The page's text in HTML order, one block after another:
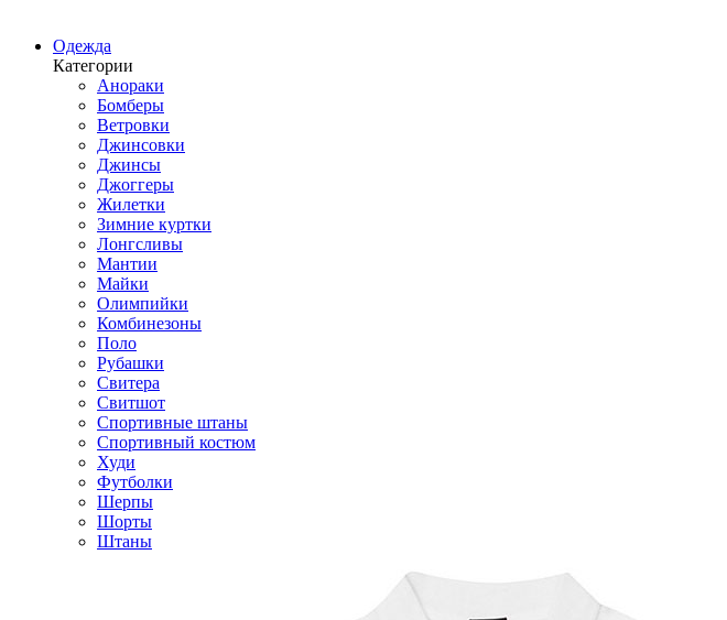
Одежда
Категории
Анораки
Бомберы
Ветровки
Джинсовки
Джинсы
Джоггеры
Жилетки
Зимние куртки
Лонгсливы
Мантии
Майки
Олимпийки
Комбинезоны
Поло
Рубашки
Свитера
Свитшот
Спортивные штаны
Спортивный костюм
Худи
Футболки
Шерпы
Шорты
Штаны